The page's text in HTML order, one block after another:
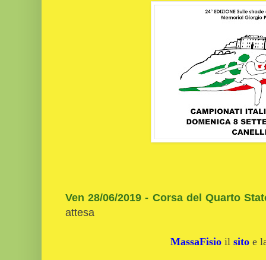
Ven 28/06/2019 - Corsa del Quarto
attesa
MassaFisio il sito e